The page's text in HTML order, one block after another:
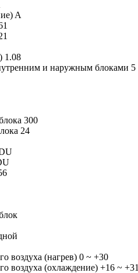
A
1.08
и наружным блоками 5
300
24
воздуха (нагрев) 0 ~ +30
воздуха (охлаждение) +16 ~ +31